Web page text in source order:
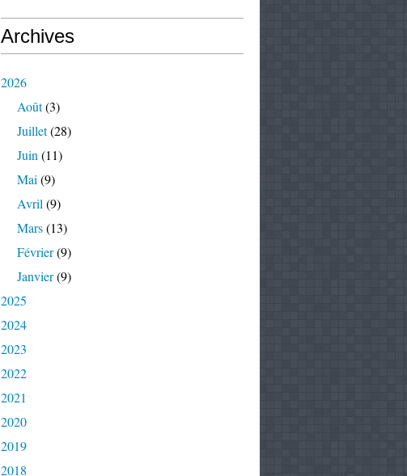
Archives
2026
Août(3)
Juillet(28)
Juin (11)
Mai (9)
Avril (9)
Mars(13)
Février(9)
Janvier(9)
2025
2024
2023
2022
2021
2020
2019
2018